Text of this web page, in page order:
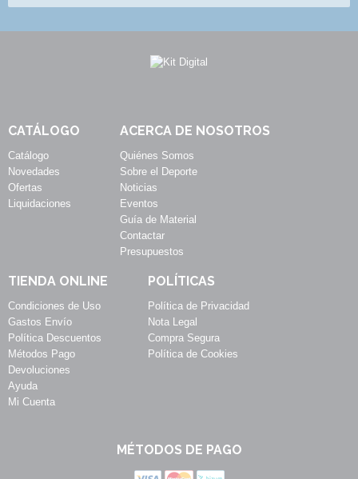
CATÁLOGO
Catálogo
Novedades
Ofertas
Liquidaciones
ACERCA DE NOSOTROS
Quiénes Somos
Sobre el Deporte
Noticias
Eventos
Guía de Material
Contactar
Presupuestos
TIENDA ONLINE
Condiciones de Uso
Gastos Envío
Política Descuentos
Métodos Pago
Devoluciones
Ayuda
Mi Cuenta
POLÍTICAS
Política de Privacidad
Nota Legal
Compra Segura
Política de Cookies
MÉTODOS DE PAGO